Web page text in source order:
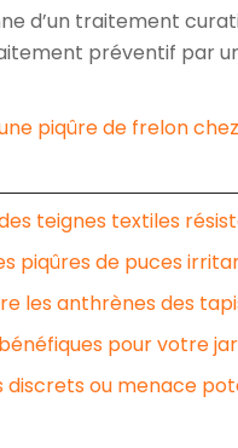
d’un traitement
préventif par
piqûre de frelon
teignes textiles
piqûres de puces
les anthrènes des
pour votre
discrets ou menace